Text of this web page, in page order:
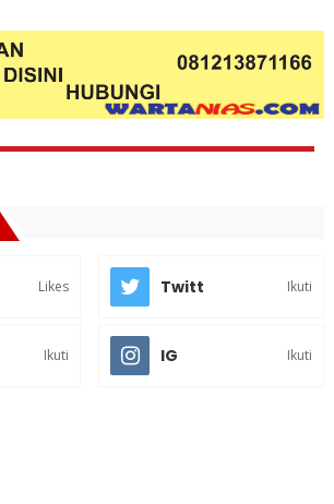
Likes Twitt Ikuti
Ikuti IG Ikuti